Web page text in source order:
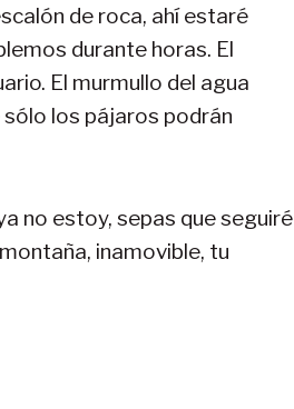
de roca, ahí estaré
durante horas. El
El murmullo del agua
los pájaros podrán
no estoy, sepas que seguiré
inamovible, tu